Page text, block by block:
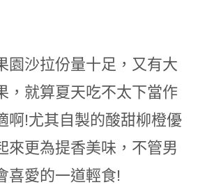
園沙拉份量十足，又有大
，就算夏天吃不太下當作
啊!尤其自製的酸甜柳橙優
來更為提香美味，不管男
喜愛的一道輕食!